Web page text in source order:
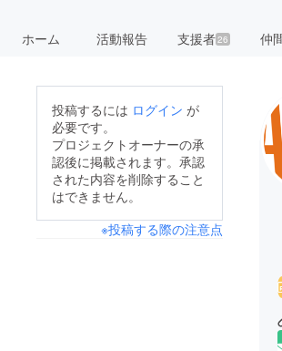
ホーム 活動報告 支援者 26 仲
投稿するには ログイン が
必要です。
プロジェクトオーナーの承
認後に掲載されます。承認
された内容を削除すること
はできません。
※投稿する際の注意点